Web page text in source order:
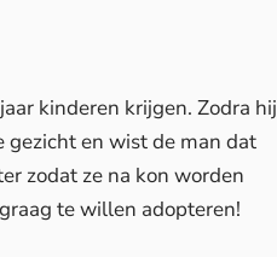
kinderen krijgen. Zodra hij
gezicht en wist de man dat
zodat ze na kon worden
te willen adopteren!